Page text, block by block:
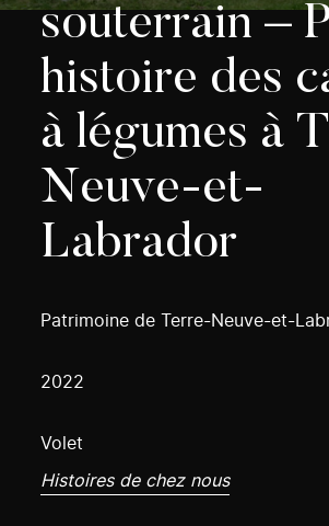
souterrain –
histoire des
à légumes à
Neuve-et-
Labrador
Patrimoine de Terre-Neuve-et-
2022
Volet
Histoires de chez nous